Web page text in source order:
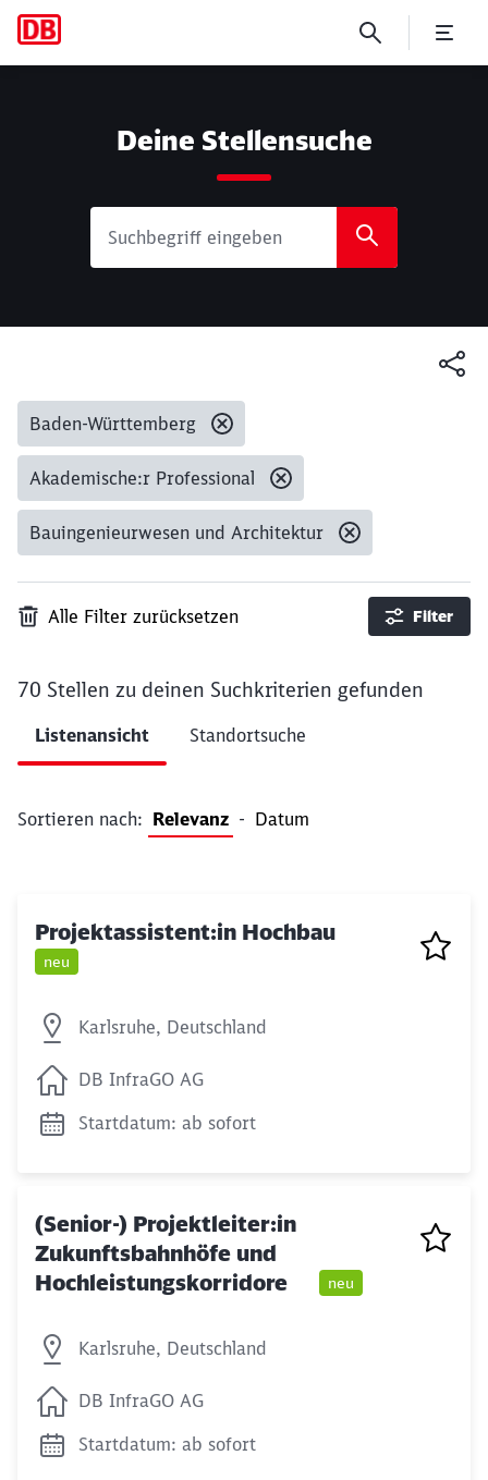
Deine Stellensuche
Gesetzte Filter:
Baden-Württemberg
Akademische:r Professional
Bauingenieurwesen und Architektur
70 Stellen zu deinen Suchkriterien gefunden
Alle Filter zurücksetzen Filter
ListenansichtErgebnisse pro Seite 10
Standortsuche
Sortieren nach: Relevanz - Datum
Projektassistent:in Hochbau
neu
Karlsruhe, Deutschland
DB InfraGO AG
Startdatum: ab sofort
(Senior-) Projektleiter:in
Zukunftsbahnhöfe und
Hochleistungskorridore
neu
Karlsruhe, Deutschland
DB InfraGO AG
Startdatum: ab sofort